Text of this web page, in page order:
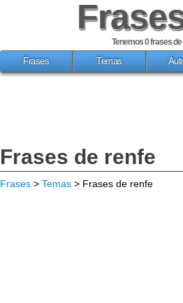
Tenemos 0frases de
Frases
Temas
Frases de renfe
Frases > Temas > Frases de renfe